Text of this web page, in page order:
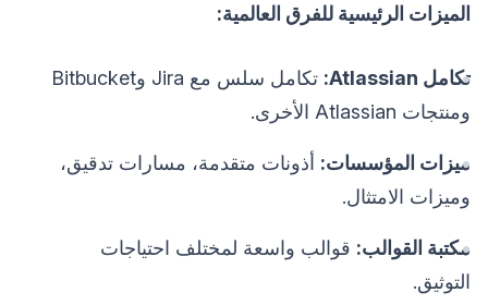
الميزات الرئيسية للفرق العالمية:
تكامل Atlassian:
تكامل سلس مع Jira وBitbucket
ومنتجات Atlassian الأخرى.
ميزات المؤسسات: أذونات متقدمة، مسارات تدقيق،
وميزات الامتثال.
مكتبة القوالب: قوالب واسعة لمختلف احتياجات
التوثيق.